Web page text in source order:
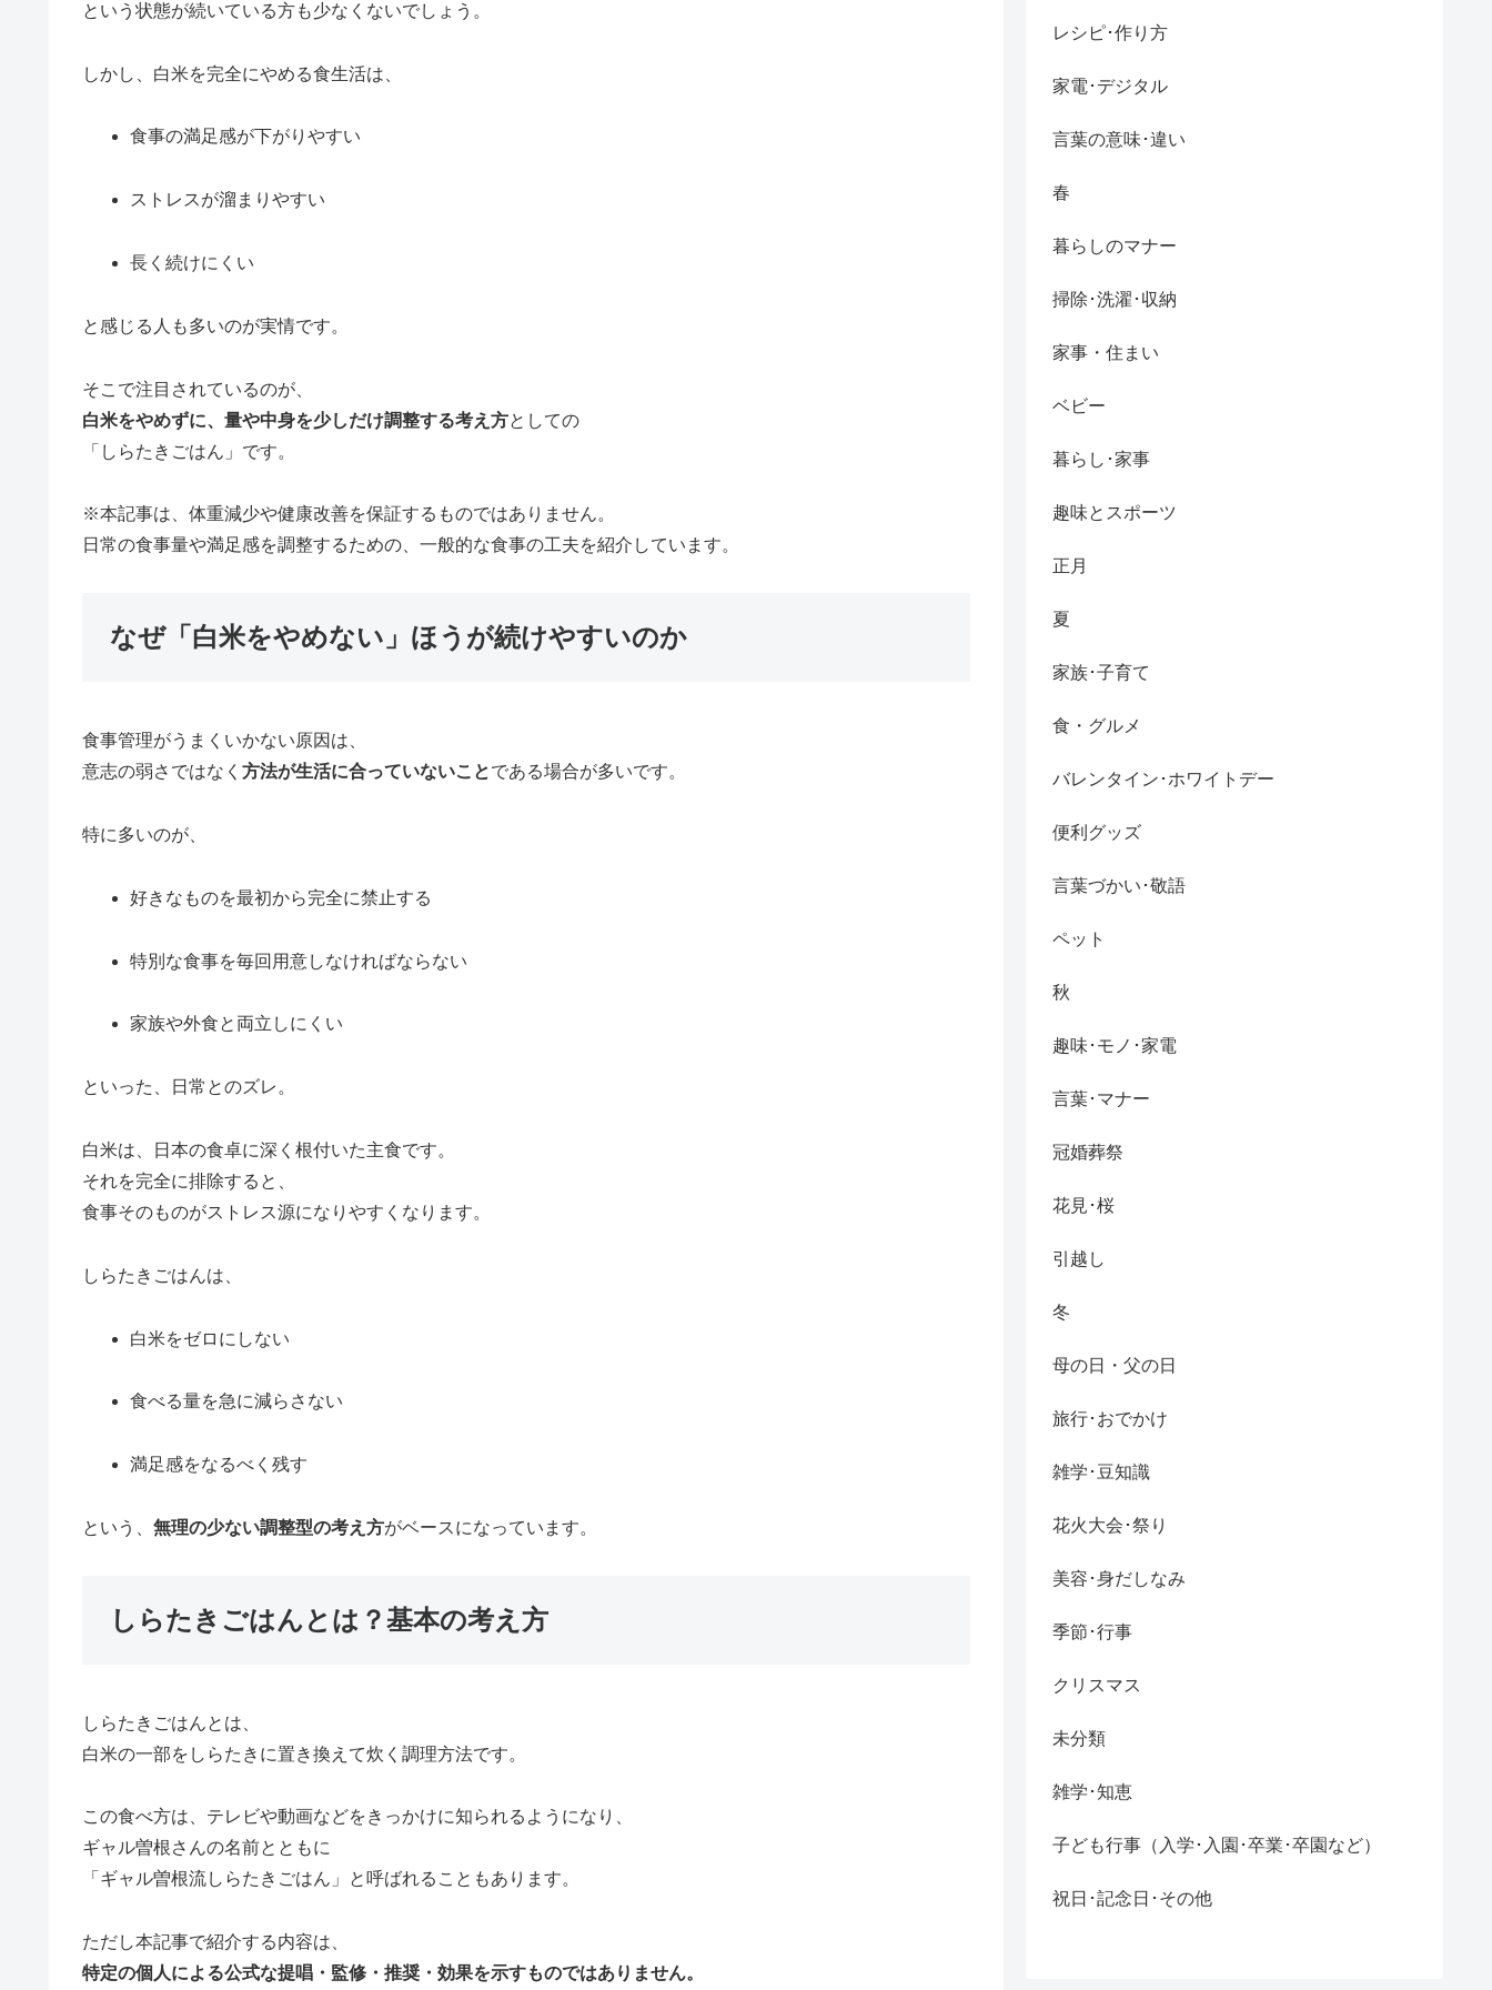
という状態が続いている方も少なくないでしょう。
しかし、白米を完全にやめる食生活は、
食事の満足感が下がりやすい
ストレスが溜まりやすい
長く続けにくい
と感じる人も多いのが実情です。
そこで注目されているのが、
白米をやめずに、量や中身を少しだけ調整する考え方としての
「しらたきごはん」です。
※本記事は、体重減少や健康改善を保証するものではありません。
日常の食事量や満足感を調整するための、一般的な食事の工夫を紹介しています。
なぜ「白米をやめない」ほうが続けやすいのか
食事管理がうまくいかない原因は、
意志の弱さではなく 方法が生活に合っていないことである場合が多いです。
特に多いのが、
好きなものを最初から完全に禁止する
特別な食事を毎回用意しなければならない
家族や外食と両立しにくい
といった、日常とのズレ。
白米は、日本の食卓に深く根付いた主食です。
それを完全に排除すると、
食事そのものがストレス源になりやすくなります。
しらたきごはんは、
白米をゼロにしない
食べる量を急に減らさない
満足感をなるべく残す
という、 無理の少ない調整型の考え方がベースになっています。
しらたきごはんとは？基本の考え方
しらたきごはんとは、
白米の一部をしらたきに置き換えて炊く調理方法です。
この食べ方は、テレビや動画などをきっかけに知られるようになり、
ギャル曽根さんの名前とともに
「ギャル曽根流しらたきごはん」と呼ばれることもあります。
ただし本記事で紹介する内容は、
特定の個人による公式な提唱・監修・推奨・効果を示すものではありません。
レシピ･作り方
家電･デジタル
言葉の意味･違い
春
暮らしのマナー
掃除･洗濯･収納
家事・住まい
ベビー
暮らし･家事
趣味とスポーツ
正月
夏
家族･子育て
食・グルメ
バレンタイン･ホワイトデー
便利グッズ
言葉づかい･敬語
ペット
秋
趣味･モノ･家電
言葉･マナー
冠婚葬祭
花見･桜
引越し
冬
母の日・父の日
旅行･おでかけ
雑学･豆知識
花火大会･祭り
美容･身だしなみ
季節･行事
クリスマス
未分類
雑学･知恵
子ども行事（入学･入園･卒業･卒園など）
祝日･記念日･その他